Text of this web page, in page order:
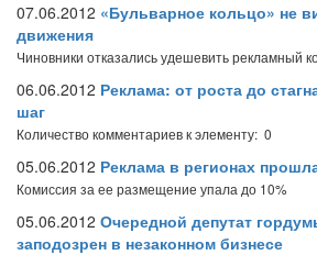
07.06.2012 «Бульварное кольцо» не
движения
Чиновники отказались удешевить рекламный
06.06.2012 Реклама: от роста до
шаг
Количество комментариев к элементу: 0
05.06.2012 Реклама в регионах
Комиссия за ее размещение упала до 10%
05.06.2012 Очередной депутат
заподозрен в незаконном бизнесе